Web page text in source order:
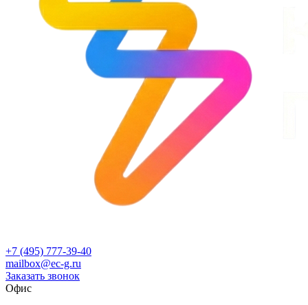
+7 (495) 777-39-40
mailbox@ec-g.ru
Заказать звонок
Офис